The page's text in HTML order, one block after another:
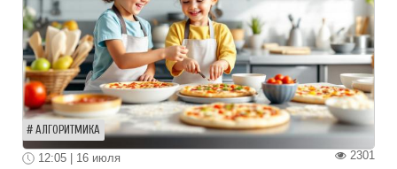
АЛГОРИТМИКА
2301
12:05 | 16 июля